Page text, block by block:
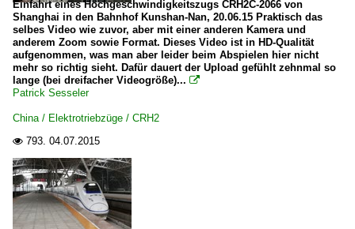
Einfahrt eines Hochgeschwindigkeitszugs CRH2C-2066 von
Shanghai in den Bahnhof Kunshan-Nan, 20.06.15 Praktisch das
selbes Video wie zuvor, aber mit einer anderen Kamera und
anderem Zoom sowie Format. Dieses Video ist in HD-Qualität
aufgenommen, was man aber leider beim Abspielen hier nicht
mehr so richtig sieht. Dafür dauert der Upload gefühlt zehnmal so
lange (bei dreifacher Videogröße)... 
Patrick Sesseler
China / Elektrotriebzüge / CRH2
 793. 04.07.2015